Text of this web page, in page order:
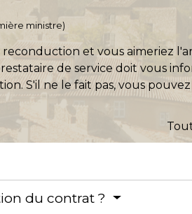
ministre)
et vous aimeriez
de service doit vous
S'il ne le fait pas, vous
du contrat ?